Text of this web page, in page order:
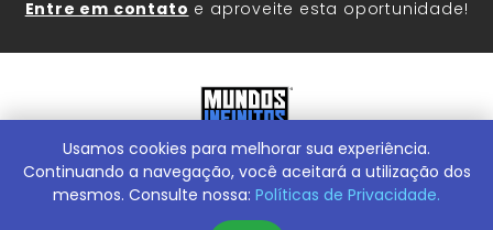
Entre em contato e aproveite esta oportunidade!
Mundos Infinitos - Publicações e Geek Store |ContentStuff
Publicações e Assinaturas Ltda. CNPJ - 05.859.917/0001-60.
Conheça nossa Loja Física:Rua Machado Bitencourt, 291 -
Usamos cookies para melhorar sua experiência.
Continuando a navegação, você aceitará a utilização dos
mesmos. Consulte nossa: Políticas de Privacidade.